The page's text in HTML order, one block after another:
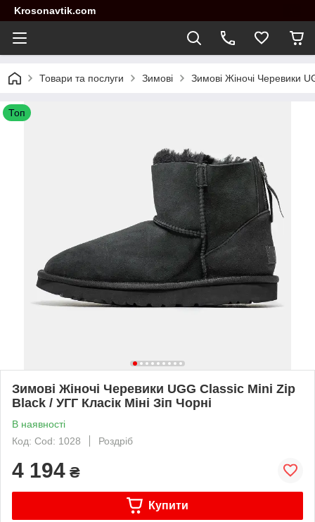
Krosonavtik.com
Товари та послуги Зимові Зимові Жіночі Черевики
Топ
Зимові Жіночі Черевики UGG Classic Mini Zip
Black / УГГ Класік Міні Зіп Чорні
В наявності
Код: Cod: 1028
Роздріб
4 194 ₴
Купити